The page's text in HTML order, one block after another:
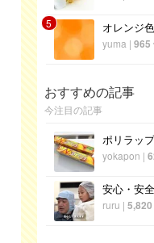
5 オレンジ
yuma | 965
おすすめの記事
今注目の記事
ポリラッ
yokapon |
安心・安
ruru | 5,820